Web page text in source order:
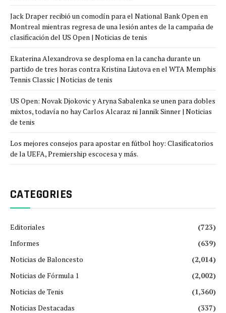
Jack Draper recibió un comodín para el National Bank Open en
Montreal mientras regresa de una lesión antes de la campaña de
clasificación del US Open | Noticias de tenis
Ekaterina Alexandrova se desploma en la cancha durante un
partido de tres horas contra Kristina Liutova en el WTA Memphis
Tennis Classic | Noticias de tenis
US Open: Novak Djokovic y Aryna Sabalenka se unen para dobles
mixtos, todavía no hay Carlos Alcaraz ni Jannik Sinner | Noticias
de tenis
Los mejores consejos para apostar en fútbol hoy: Clasificatorios
de la UEFA, Premiership escocesa y más.
CATEGORIES
Editoriales
(723)
Informes
(639)
Noticias de Baloncesto
(2,014)
Noticias de Fórmula 1
(2,002)
Noticias de Tenis
(1,360)
Noticias Destacadas
(337)